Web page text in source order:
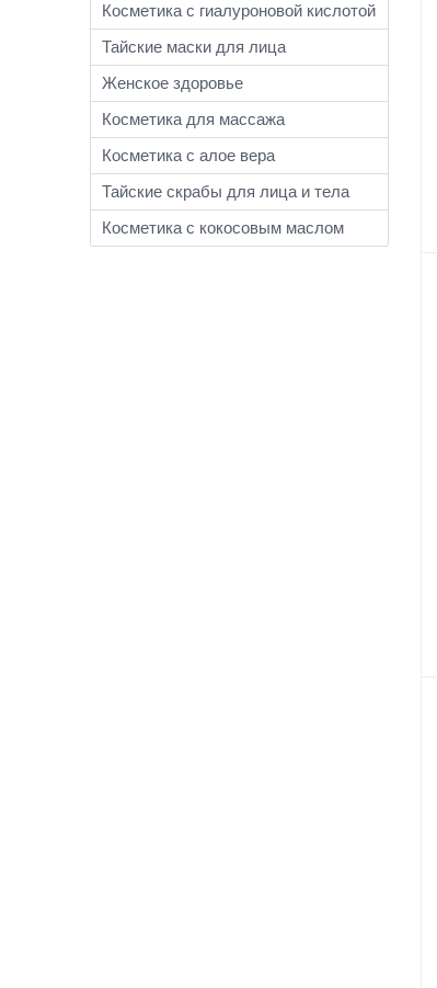
Косметика с гиалуроновой кислотой
Тайские маски для лица
Женское здоровье
Косметика для массажа
Косметика с алое вера
Тайские скрабы для лица и тела
Косметика с кокосовым маслом